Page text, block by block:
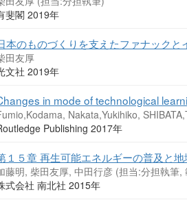
斐閣 2019年
本のものづくりを支えたファナックと
田友厚
文社 2019年
in mode of technological
Nakata,Yukihiko,
Publishing 2017年
１５章 再生可能エネルギーの普及と
藤明, 柴田友厚, 中田行彦 (担当:分担執筆
式会社 南北社 2015年